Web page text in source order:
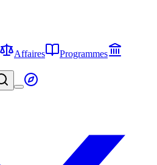
Affaires
Programmes